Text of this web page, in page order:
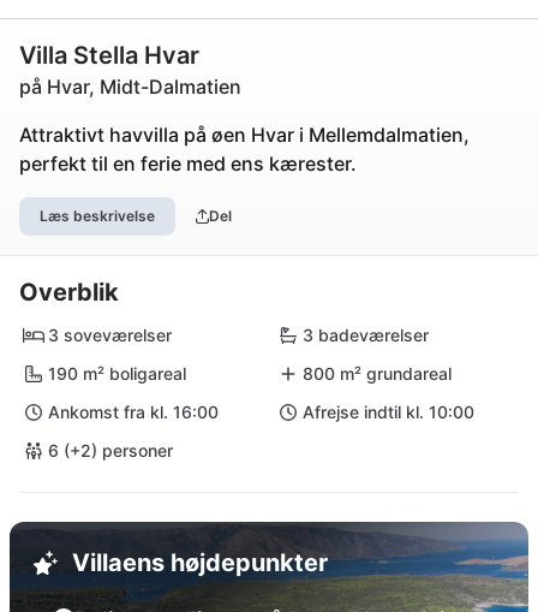
Villa Stella Hvar
på Hvar, Midt-Dalmatien
Attraktivt havvilla på øen Hvar i Mellemdalmatien,
perfekt til en ferie med ens kærester.
Læs beskrivelse Del
Overblik
3 soveværelser
3 badeværelser
190 m² boligareal
800 m² grundareal
Ankomst fra kl. 16:00
Afrejse indtil kl. 10:00
6 (+2) personer
Villaens højdepunkter